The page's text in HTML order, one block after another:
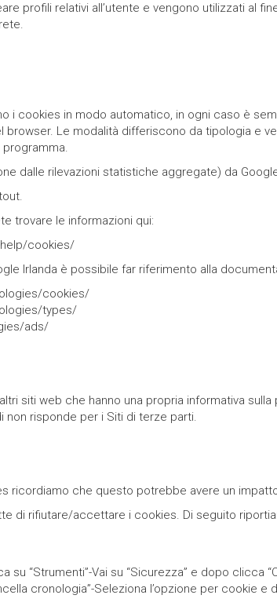
profili relativi all’utente e vengono utilizzati al
i cookies in modo automatico, in ogni caso è
Le modalità differiscono da tipologia e
dalle rilevazioni statistiche aggregate) da
.
trovare le informazioni qui:
cookies/
Irlanda è possibile far riferimento alla
cookies/
types/
ads/
siti web che hanno una propria informativa
non risponde per i Siti di terze parti.
ricordiamo che questo potrebbe avere un
di rifiutare/accettare i cookies. Di seguito
su “Strumenti”-Vai su “Sicurezza” e dopo clicca
cronologia”-Seleziona l’opzione per cookie e